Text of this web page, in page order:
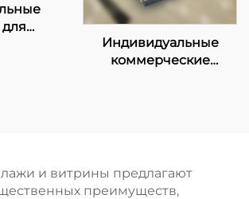
Индивидуальные
коммерческие
и витрины предлагают
преимуществ,